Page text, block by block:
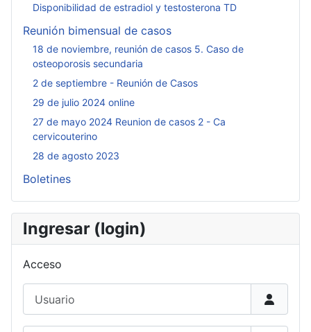
Disponibilidad de estradiol y testosterona TD
Reunión bimensual de casos
18 de noviembre, reunión de casos 5. Caso de
osteoporosis secundaria
2 de septiembre - Reunión de Casos
29 de julio 2024 online
27 de mayo 2024 Reunion de casos 2 - Ca
cervicouterino
28 de agosto 2023
Boletines
Ingresar (login)
Acceso